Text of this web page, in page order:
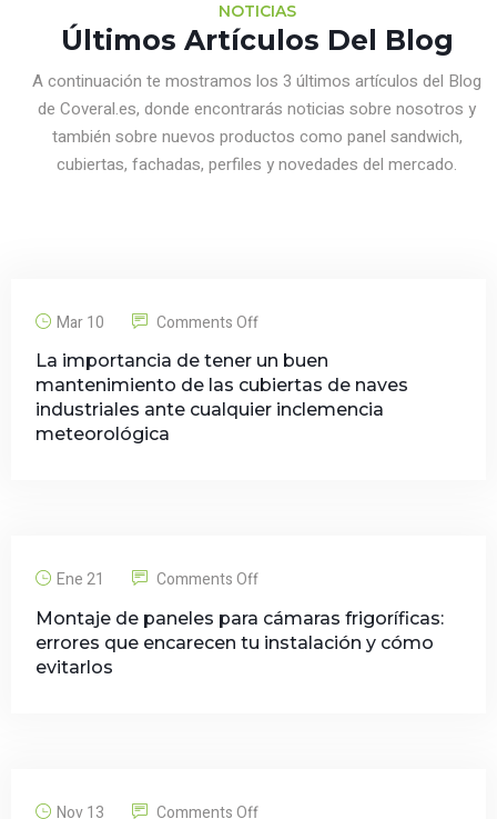
NOTICIAS
Últimos Artículos Del Blog
A continuación te mostramos los 3 últimos artículos del Blog
de Coveral.es, donde encontrarás noticias sobre nosotros y
también sobre nuevos productos como panel sandwich,
cubiertas, fachadas, perfiles y novedades del mercado.
Mar 10 Comments Off
La importancia de tener un buen
mantenimiento de las cubiertas de naves
industriales ante cualquier inclemencia
meteorológica
Ene 21 Comments Off
Montaje de paneles para cámaras frigoríficas:
errores que encarecen tu instalación y cómo
evitarlos
Nov 13 Comments Off